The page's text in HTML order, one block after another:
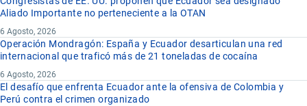
Aliado Importante no perteneciente a la OTAN
6 Agosto, 2026
Operación Mondragón: España y Ecuador desarticulan una red
internacional que traficó más de 21 toneladas de cocaína
6 Agosto, 2026
El desafío que enfrenta Ecuador ante la ofensiva de Colombia y
Perú contra el crimen organizado